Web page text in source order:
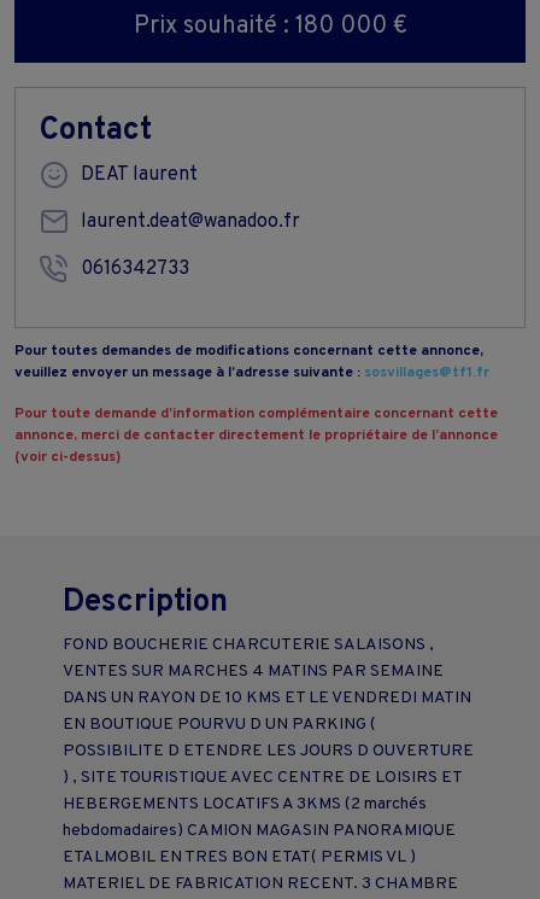
Prix souhaité : 180 000 €
Contact
DEAT laurent
laurent.deat@wanadoo.fr
0616342733
Pour toutes demandes de modifications concernant cette annonce,
veuillez envoyer un message à l’adresse suivante : sosvillages@tf1.fr
Pour toute demande d’information complémentaire concernant cette
annonce, merci de contacter directement le propriétaire de l’annonce
(voir ci-dessus)
Description
FOND BOUCHERIE CHARCUTERIE SALAISONS ,
VENTES SUR MARCHES 4 MATINS PAR SEMAINE
DANS UN RAYON DE 10 KMS ET LE VENDREDI MATIN
EN BOUTIQUE POURVU D UN PARKING (
POSSIBILITE D ETENDRE LES JOURS D OUVERTURE
) , SITE TOURISTIQUE AVEC CENTRE DE LOISIRS ET
HEBERGEMENTS LOCATIFS A 3KMS (2 marchés
hebdomadaires) CAMION MAGASIN PANORAMIQUE
ETALMOBIL EN TRES BON ETAT( PERMIS VL )
MATERIEL DE FABRICATION RECENT. 3 CHAMBRE